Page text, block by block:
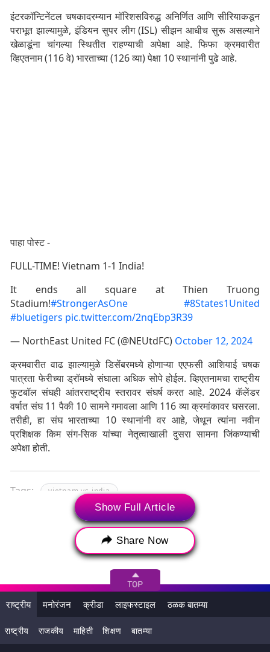
इंटरकॉन्टिनेंटल चषकादरम्यान मॉरिशसविरुद्ध अनिर्णित आणि सीरियाकडून
पराभूत झाल्यामुळे, इंडियन सुपर लीग (ISL) सीझन आधीच सुरू असल्याने
खेळाडूंना चांगल्या स्थितीत राहण्याची अपेक्षा आहे. फिफा क्रमवारीत
व्हिएतनाम (116 वे) भारताच्या (126 व्या) पेक्षा 10 स्थानांनी पुढे आहे.
पाहा पोस्ट -
FULL-TIME! Vietnam 1-1 India!
It ends all square at Thien Truong
Stadium!#StrongerAsOne
#8States1United
#bluetigers pic.twitter.com/2nqEbp3R39
— NorthEast United FC (@NEUtdFC) October 12, 2024
क्रमवारीत वाढ झाल्यामुळे डिसेंबरमध्ये होणाऱ्या एएफसी आशियाई चषक
पात्रता फेरीच्या ड्रॉमध्ये संघाला अधिक सोपे होईल. व्हिएतनामचा राष्ट्रीय
फुटबॉल संघही आंतरराष्ट्रीय स्तरावर संघर्ष करत आहे. 2024 कॅलेंडर
वर्षात संघ 11 पैकी 10 सामने गमावला आणि 116 व्या क्रमांकावर घसरला.
तरीही, हा संघ भारताच्या 10 स्थानांनी वर आहे, जेथून त्यांना नवीन
प्रशिक्षक किम संग-सिक यांच्या नेतृत्वाखाली दुसरा सामना जिंकण्याची
अपेक्षा होती.
Tags: vietnam vs india
vietnam national football team vs india national
india vs vietnam stats india football
vietnam national football team vs india national
football team timeline
india vs vietnam football ind vs vietnam
Show Full Article
Share Now
राष्ट्रीय मनोरंजन क्रीडा लाइफस्टाइल ठळक बातम्या
राष्ट्रीय राजकीय माहिती शिक्षण बातम्या